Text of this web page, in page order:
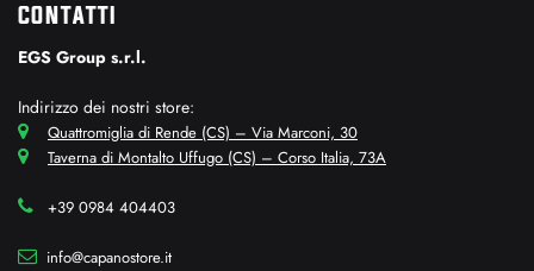
CONTATTI
EGS Group s.r.l.
Indirizzo dei nostri store:
Quattromiglia di Rende (CS) – Via Marconi, 30
Taverna di Montalto Uffugo (CS) – Corso Italia, 73A
+39 0984 404403
info@capanostore.it